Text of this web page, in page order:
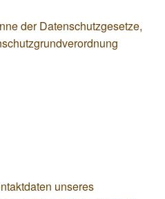
der Datenschutzgesetze,
unseres